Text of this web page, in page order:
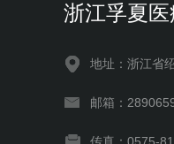
浙江孚夏
地址：浙江省
邮箱：